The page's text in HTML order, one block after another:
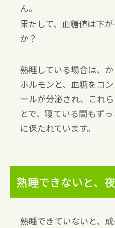
ん。
果たして、血糖値は下
か？
熟睡している場合は、
ホルモンと、血糖をコ
ールが分泌され、これ
とで、寝ている間もず
に保たれています。
熟睡できないと、
熟睡できていないと、